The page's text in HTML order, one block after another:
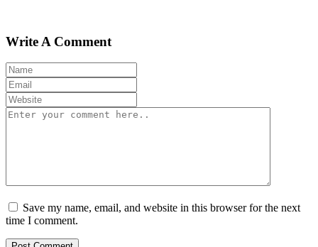
Write A Comment
Save my name, email, and website in this browser for the next
time I comment.